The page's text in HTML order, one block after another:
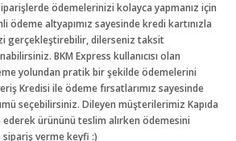
ödemelerinizi kolayca yapmanız için
ödeme altyapımız sayesinde kredi kartınızla
gerçekleştirebilir, dilerseniz taksit
BKM Express kullanıcısı olan
yolundan pratik bir şekilde ödemelerini
Kredisi ile ödeme fırsatlarımız sayesinde
seçebilirsiniz. Dileyen müşterilerimiz Kapıda
ürününü teslim alırken ödemesini
verme keyfi :)